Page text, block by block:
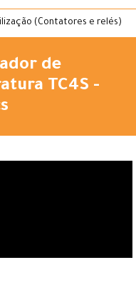
(Contatores e relés)
de
TC4S -